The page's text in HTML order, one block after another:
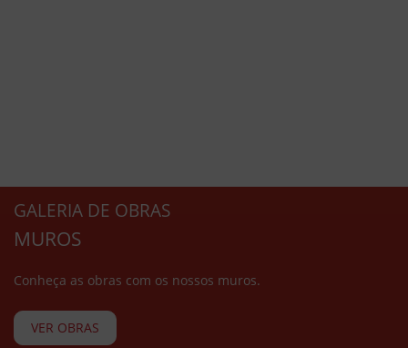
GALERIA DE OBRAS
MUROS
Conheça as obras com os nossos muros.
VER OBRAS